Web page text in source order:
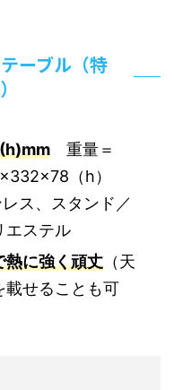
ーブル（特
重量＝
（h）
ス、スタンド／
エステル
熱に強く頑丈 （天
載せることも可